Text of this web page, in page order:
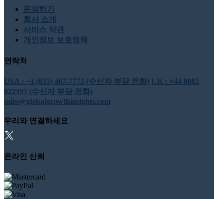
문의하기
회사 소개
서비스 약관
개인정보 보호정책
연락처
USA : +1 (855) 467-7775 (수신자 부담 전화) UK : +44 8085
022397 (수신자 부담 전화)
sales@globalgrowthinsights.com
우리와 연결하세요
온라인 신뢰